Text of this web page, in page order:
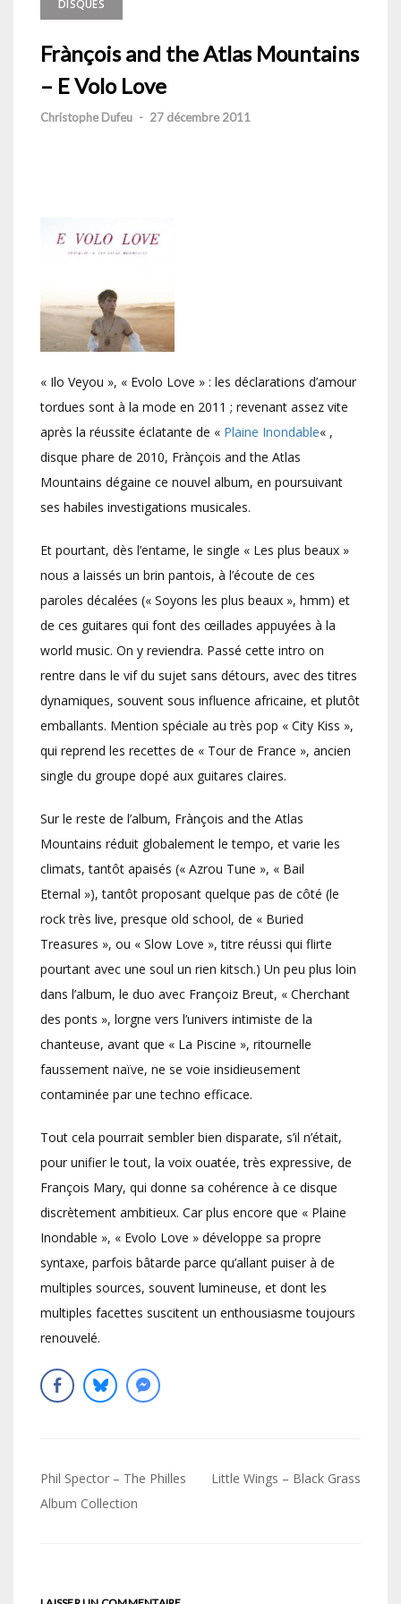
DISQUES
Frànçois and the Atlas Mountains
– E Volo Love
Christophe Dufeu - 27 décembre 2011
« Ilo Veyou », « Evolo Love » : les déclarations d’amour
tordues sont à la mode en 2011 ; revenant assez vite
après la réussite éclatante de « Plaine Inondable« ,
disque phare de 2010, Frànçois and the Atlas
Mountains dégaine ce nouvel album, en poursuivant
ses habiles investigations musicales.
Et pourtant, dès l’entame, le single « Les plus beaux »
nous a laissés un brin pantois, à l’écoute de ces
paroles décalées (« Soyons les plus beaux », hmm) et
de ces guitares qui font des œillades appuyées à la
world music. On y reviendra. Passé cette intro on
rentre dans le vif du sujet sans détours, avec des titres
dynamiques, souvent sous influence africaine, et plutôt
emballants. Mention spéciale au très pop « City Kiss »,
qui reprend les recettes de « Tour de France », ancien
single du groupe dopé aux guitares claires.
Sur le reste de l’album, Frànçois and the Atlas
Mountains réduit globalement le tempo, et varie les
climats, tantôt apaisés (« Azrou Tune », « Bail
Eternal »), tantôt proposant quelque pas de côté (le
rock très live, presque old school, de « Buried
Treasures », ou « Slow Love », titre réussi qui flirte
pourtant avec une soul un rien kitsch.) Un peu plus loin
dans l’album, le duo avec Françoiz Breut, « Cherchant
des ponts », lorgne vers l’univers intimiste de la
chanteuse, avant que « La Piscine », ritournelle
faussement naïve, ne se voie insidieusement
contaminée par une techno efficace.
Tout cela pourrait sembler bien disparate, s’il n’était,
pour unifier le tout, la voix ouatée, très expressive, de
François Mary, qui donne sa cohérence à ce disque
discrètement ambitieux. Car plus encore que « Plaine
Inondable », « Evolo Love » développe sa propre
syntaxe, parfois bâtarde parce qu’allant puiser à de
multiples sources, souvent lumineuse, et dont les
multiples facettes suscitent un enthousiasme toujours
renouvelé.
Navigation
de
Phil Spector – The Philles
Album Collection
Little Wings – Black Grass